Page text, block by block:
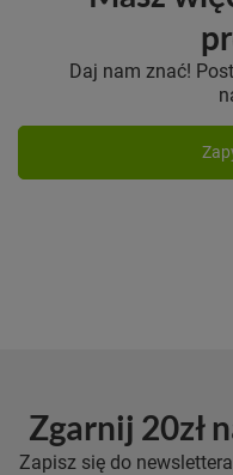
Daj nam znać!
Zgarnij 20zł
Zapisz się do